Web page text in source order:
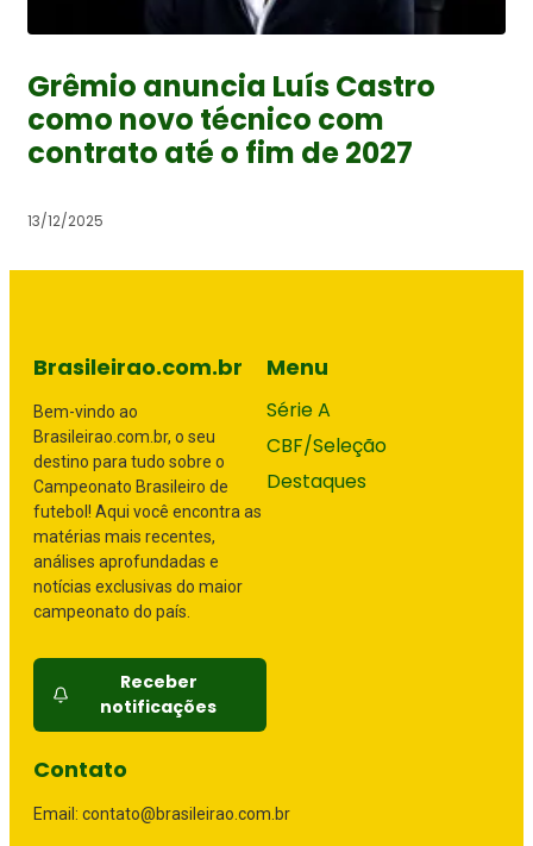
Grêmio anuncia Luís Castro
como novo técnico com
contrato até o fim de 2027
13/12/2025
Brasileirao.com.br
Bem-vindo ao
Brasileirao.com.br, o seu
destino para tudo sobre o
Campeonato Brasileiro de
futebol! Aqui você encontra as
matérias mais recentes,
análises aprofundadas e
notícias exclusivas do maior
campeonato do país.
Receber
notificações
Menu
Série A
CBF/Seleção
Destaques
Contato
Email: contato@brasileirao.com.br